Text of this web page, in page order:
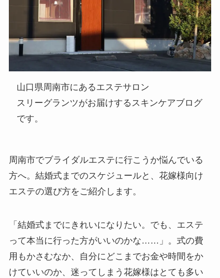
山口県周南市にあるエステサロン
スリーグランツがお届けするスキンケアブログ
です。
周南市でブライダルエステに行こうか悩んでいる
方へ。結婚式までのスケジュールと、花嫁様向け
エステの選び方をご紹介します。
「結婚式までにきれいになりたい。でも、エステ
って本当に行った方がいいのかな……」。式の費
用もかさむなか、自分にどこまでお金や時間をか
けていいのか、迷ってしまう花嫁様はとても多い